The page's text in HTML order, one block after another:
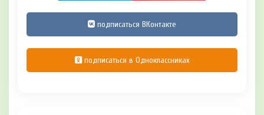
подписаться ВКонтакте
подписаться в Одноклассниках